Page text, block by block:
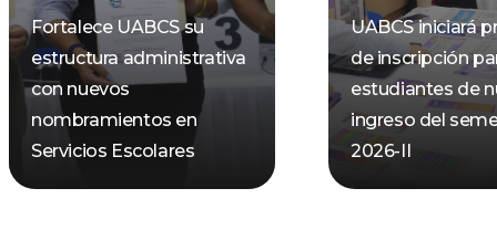
Fortalece UABCS su
estructura administrativa
con nuevos
nombramientos en
Servicios Escolares
UABCS iniciará
de inscripción
estudiantes de
ingreso del
2026-II